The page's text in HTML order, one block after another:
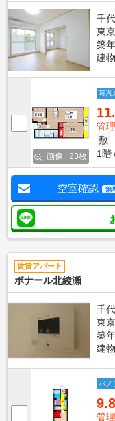
千
東
築
建
画像 : 23枚
写真
管
敷
1階
空室確認 無
賃貸アパート
ボナール北綾瀬
千
東
築
建
パノ
9.8
管